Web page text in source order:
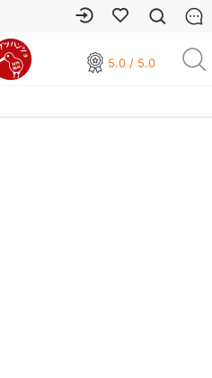
5.0 / 5.0